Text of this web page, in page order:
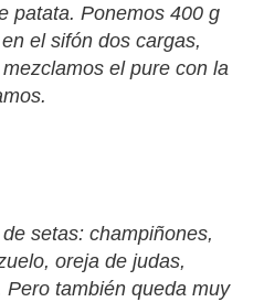
patata. Ponemos 400 g
el sifón dos cargas,
el pure con la
setas: champiñones,
oreja de judas,
también queda muy